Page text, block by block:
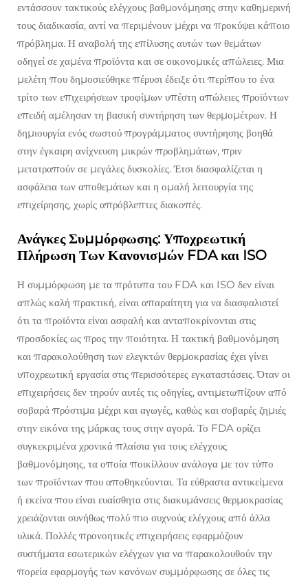
εντάσσουν τακτικούς ελέγχους βαθμονόμησης στην καθημερινή
τους διαδικασία, αντί να περιμένουν μέχρι να προκύψει κάποιο
πρόβλημα. Η αναβολή της επίλυσης αυτών των θεμάτων
οδηγεί σε χαμένα προϊόντα και σε οικονομικές απώλειες. Μια
μελέτη που δημοσιεύθηκε πέρυσι έδειξε ότι περίπου το ένα
τρίτο των επιχειρήσεων τροφίμων υπέστη απώλειες προϊόντων
επειδή αμέλησαν τη βασική συντήρηση των θερμομέτρων. Η
δημιουργία ενός σωστού προγράμματος συντήρησης βοηθά
στην έγκαιρη ανίχνευση μικρών προβλημάτων, πριν
μετατραπούν σε μεγάλες δυσκολίες. Έτσι διασφαλίζεται η
ασφάλεια των αποθεμάτων και η ομαλή λειτουργία της
επιχείρησης, χωρίς απρόβλεπτες διακοπές.
Ανάγκες Συμμόρφωσης: Υποχρεωτική
Πλήρωση Των Κανονισμών FDA και ISO
Η συμμόρφωση με τα πρότυπα του FDA και ISO δεν είναι
απλώς καλή πρακτική, είναι απαραίτητη για να διασφαλιστεί
ότι τα προϊόντα είναι ασφαλή και ανταποκρίνονται στις
προσδοκίες ως προς την ποιότητα. Η τακτική βαθμονόμηση
και παρακολούθηση των ελεγκτών θερμοκρασίας έχει γίνει
υποχρεωτική εργασία στις περισσότερες εγκαταστάσεις. Όταν οι
επιχειρήσεις δεν τηρούν αυτές τις οδηγίες, αντιμετωπίζουν από
σοβαρά πρόστιμα μέχρι και αγωγές, καθώς και σοβαρές ζημιές
στην εικόνα της μάρκας τους στην αγορά. Το FDA ορίζει
συγκεκριμένα χρονικά πλαίσια για τους ελέγχους
βαθμονόμησης, τα οποία ποικίλλουν ανάλογα με τον τύπο
των προϊόντων που αποθηκεύονται. Τα εύθραστα αντικείμενα
ή εκείνα που είναι ευαίσθητα στις διακυμάνσεις θερμοκρασίας
χρειάζονται συνήθως πολύ πιο συχνούς ελέγχους από άλλα
υλικά. Πολλές προνοητικές επιχειρήσεις εφαρμόζουν
συστήματα εσωτερικών ελέγχων για να παρακολουθούν την
πορεία εφαρμογής των κανόνων συμμόρφωσης σε όλες τις